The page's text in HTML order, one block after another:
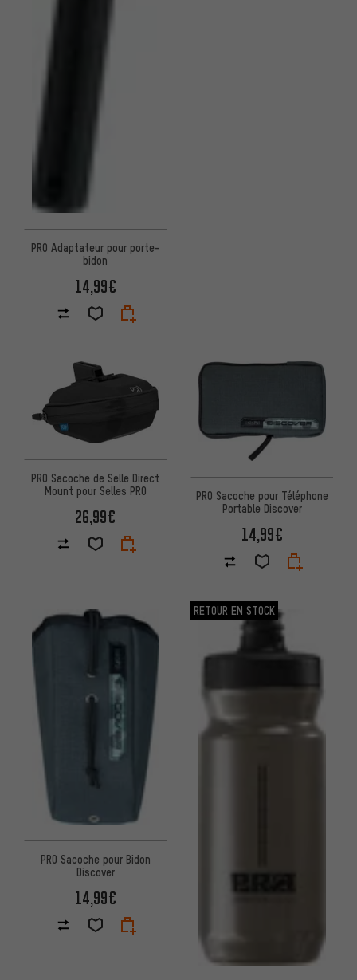
PRO Adaptateur pour porte-
bidon
14,99€
PRO Sacoche de Selle Direct
Mount pour Selles PRO
26,99€
PRO Sacoche pour Téléphone
Portable Discover
14,99€
PRO Sacoche pour Bidon
Discover
14,99€
RETOUR EN STOCK